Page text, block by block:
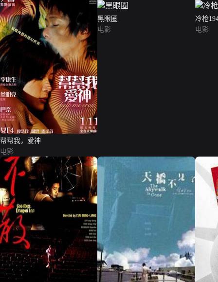
帮帮我，爱神
电影
黑眼圈
电影
冷枪
电影